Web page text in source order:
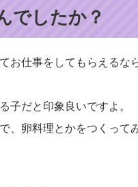
でしたか？
お仕事をしてもらえるな
子だと印象良いですよ。
、卵料理とかをつくって